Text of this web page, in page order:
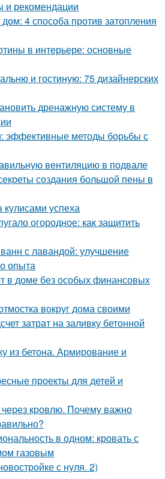
и рекомендации
4 способа против затопления
в интерьере: основные
и гостиную: 75 дизайнерских
дренажную систему в
эффективные методы борьбы с
вентиляцию в подвале
создания большой пены в
успеха
огородное: как защитить
с лавандой: улучшение
опыта
в доме без особых финансовых
вокруг дома своими
затрат на заливку бетонной
из бетона. Армирование и
проекты для детей и
кровлю. Почему важно
в одном: кровать с
газовым
с нуля. 2)